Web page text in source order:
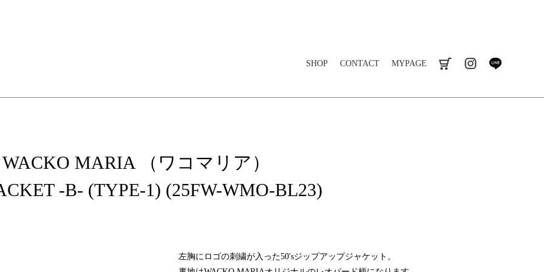
SHOP CONTACT MYPAGE instagram
WACKO MARIA （ワコマリア）
-B- (TYPE-1) (25FW-WMO-BL23)
左胸にロゴの刺繍が入った50'sジップアップジャケット。